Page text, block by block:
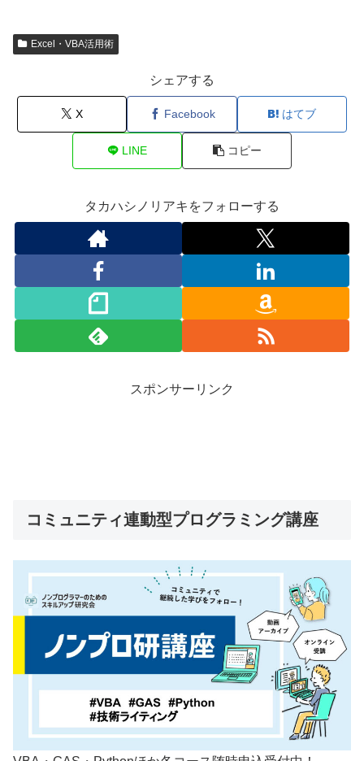
Excel・VBA活用術
シェアする
X Facebook はてブ
LINE コピー
タカハシノリアキをフォローする
スポンサーリンク
コミュニティ連動型プログラミング講座